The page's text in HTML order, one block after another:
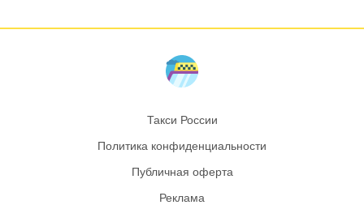
Такси России
Политика конфиденциальности
Публичная оферта
Реклама